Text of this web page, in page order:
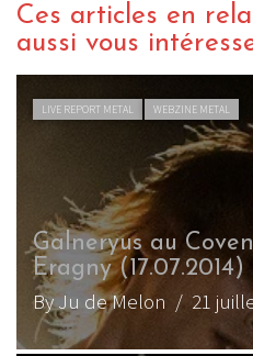
Ces articles en
aussi vous
LIVE REPORT METAL WEBZINE METAL
Galneryus au
Eragny (17.07.2014)
By Ju de Melon / 21